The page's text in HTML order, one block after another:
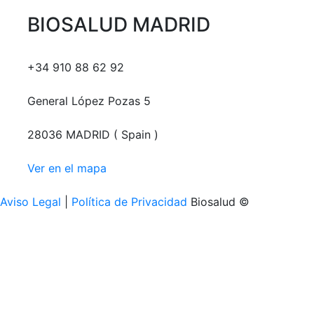
BIOSALUD MADRID
+34 910 88 62 92
General López Pozas 5
28036 MADRID ( Spain )
Ver en el mapa
Aviso Legal Política de Privacidad Biosalud ©